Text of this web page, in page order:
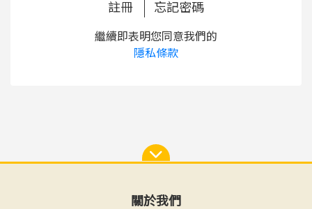
註冊 忘記密碼
繼續即表明您同意我們的
隱私條款
關於我們